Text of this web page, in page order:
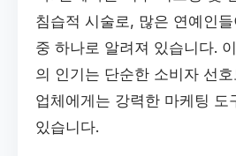
침습적 시술로, 많은 연예인
중 하나로 알려져 있습니다.
의 인기는 단순한 소비자 선
업체에게는 강력한 마케팅 도
있습니다.